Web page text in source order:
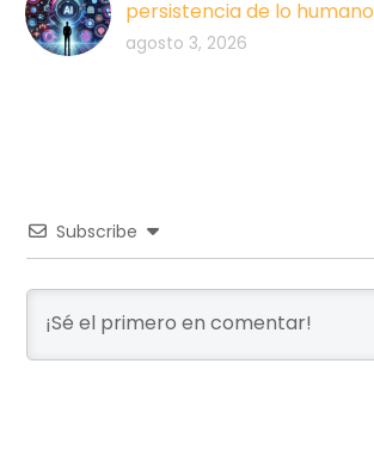
persistencia de lo humano
agosto 3, 2026
Subscribe